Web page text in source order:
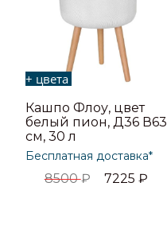
+ цвета
Кашпо Флоу, цвет
белый пион, Д36 В63
см, 30 л
Бесплатная доставка*
8500₽ 7225 ₽